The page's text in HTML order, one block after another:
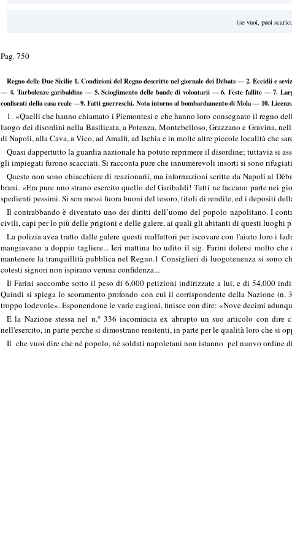
(se vuoi, puoi
Pag. 750
Regno delle Due Sicilie 1. Condizioni del Regno descritte nel giornale dei Débats — 2. Eccidii e
— 4. Turbolenze garibaldine — 5. Scioglimento delle bande di volontarii — 6. Feste fallite — 7.
confiscati della casa reale —9. Fatti guerreschi. Nota intorno al bombardamento di Mola — 10.
1. «Quelli che hanno chiamato i Piemontesi e che hanno loro consegnato il regno
luogo dei disordini nella Basilicata, a Potenza, Montebelloso, Grazzano e Gravina,
di Napoli, alla Cava, a Vico, ad Amalfi, ad Ischia e in molte altre piccole località che
Quasi dappertutto la guardia nazionale ha potuto reprimere il disordine; tuttavia si
gli impiegati furono scacciati. Si racconta pure che innumerevoli insorti si sono
Queste non sono chiacchiere di reazionarii, ma informazioni scritte da Napoli al
brani. «Era pure uno strano esercito quello del Garibaldi! Tutti ne faccano parte nei
spedienti pessimi. Si son messi fuora buoni del tesoro, titoli di rendile, ed i depositi
Il contrabbando è diventato uno dei diritti dell’uomo del popolo napolitano. I
civili, capi per lo più delle prigioni e delle galere, ai quali gli abitanti di questi luoghi
La polizia avea tratto dalle galere questi malfattori per iscovare con l'aiuto loro i
mangiavano a doppio tagliere... Ieri mattina ho udito il sig. Farini dolersi molto
mantenere la tranquillità pubblica nel Regno.1 Consiglieri di luogotenenza si sono
cotesti signori non ispirano veruna confidenza...
Il Farini soccombe sotto il peso di 6,000 petizioni indirizzate a lui, e di 54,000
Quindi si spiega lo scoramento profondo con cui il corrispondente della Nazione
troppo lodevole». Esponendone le varie cagioni, finisce con dire: «Nove decimi
E la Nazione stessa nel n.° 336 incomincia ex abrupto un suo articolo con
nell'esercito, in parte perche si dimostrano renitenti, in parte per le qualità loro che si
Il che vuoi dire che né popolo, né soldati napoletani non istanno pel nuovo ordine